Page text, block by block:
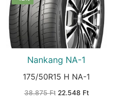
Nankang NA-1
175/50R15 H NA-1
38.875Ft Original
22.548 FtCurrent